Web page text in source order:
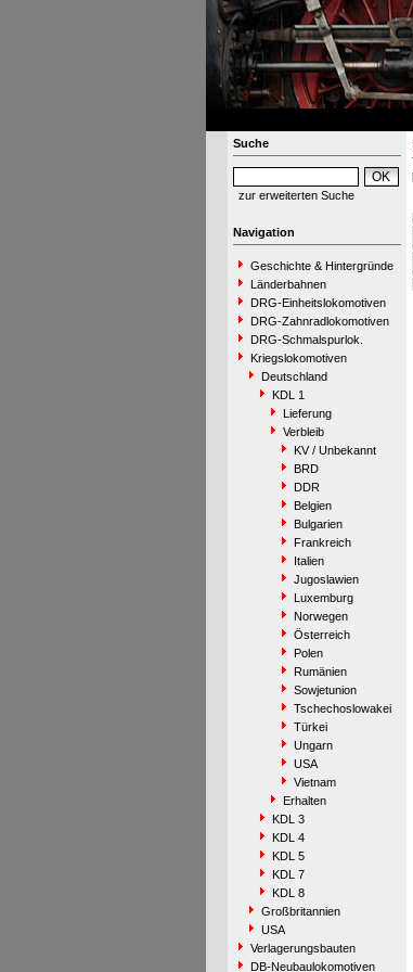
Suche
zur erweiterten Suche
Navigation
Geschichte & Hintergründe
Länderbahnen
DRG-Einheitslokomotiven
DRG-Zahnradlokomotiven
DRG-Schmalspurlok.
Kriegslokomotiven
Deutschland
KDL 1
Lieferung
Verbleib
KV / Unbekannt
BRD
DDR
Belgien
Bulgarien
Frankreich
Italien
Jugoslawien
Luxemburg
Norwegen
Österreich
Polen
Rumänien
Sowjetunion
Tschechoslowakei
Türkei
Ungarn
USA
Vietnam
Erhalten
KDL 3
KDL 4
KDL 5
KDL 7
KDL 8
Großbritannien
USA
Verlagerungsbauten
DB-Neubaulokomotiven